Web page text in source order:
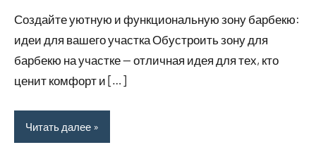
Создайте уютную и функциональную зону барбекю:
идеи для вашего участка Обустроить зону для
барбекю на участке — отличная идея для тех, кто
ценит комфорт и […]
Читать далее